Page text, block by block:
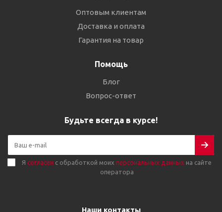
Оптовым клиентам
Доставка и оплата
Гарантия на товар
Помощь
Блог
Вопрос-ответ
Будьте всегда в курсе!
Я согласен с обработкой моих персональных данных на сайте
оператора
Наши контакты